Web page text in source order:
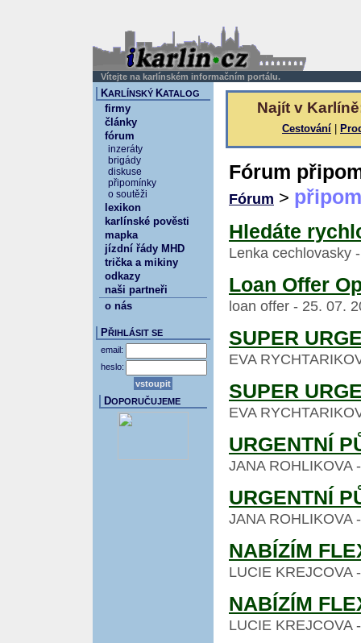
Vítejte na karlínském informačním portálu.
Najít v
Cestování
Fórum
Fórum >
Hledáte
Lenka cechlovasky
Loan Offer
loan offer - 25. 07.
SUPER
EVA
SUPER
EVA
URGENTNÍ
JANA ROHLIKOVA
URGENTNÍ
JANA ROHLIKOVA
NABÍZÍM
LUCIE KREJCOVA
NABÍZÍM
LUCIE KREJCOVA
KARLÍNSKÝ KATALOG
firmy
články
fórum
inzeráty
brigády
diskuse
připomínky
o soutěži
lexikon
karlínské pověsti
mapka
jízdní řády MHD
trička a mikiny
odkazy
naši partneři
o nás
PŘIHLÁSIT SE
email:
heslo:
DOPORUČUJEME